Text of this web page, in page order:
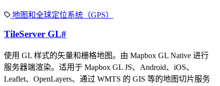
地图和全球定位系统（GPS）
TileServer GL#
使用 GL 样式的矢量和栅格地图。由 Mapbox GL Native 进行
服务器端渲染。适用于 Mapbox GL JS、Android、iOS、
Leaflet、OpenLayers、通过 WMTS 的 GIS 等的地图切片服务